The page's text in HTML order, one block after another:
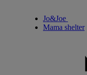
Jo&Joe
Mama shelter